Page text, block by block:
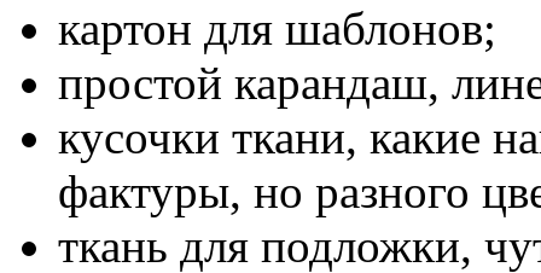
картон для шаблонов;
простой карандаш,
кусочки ткани, какие
фактуры, но разного
ткань для подложки,